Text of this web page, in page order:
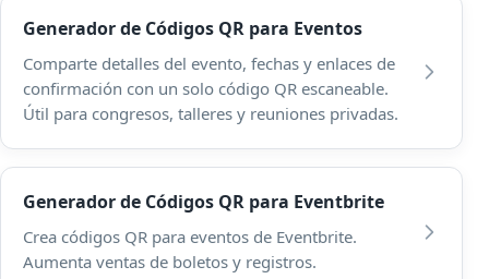
Generador de Códigos QR para Eventos
Comparte detalles del evento, fechas y enlaces de
confirmación con un solo código QR escaneable.
Útil para congresos, talleres y reuniones privadas.
Generador de Códigos QR para Eventbrite
Crea códigos QR para eventos de Eventbrite.
Aumenta ventas de boletos y registros.